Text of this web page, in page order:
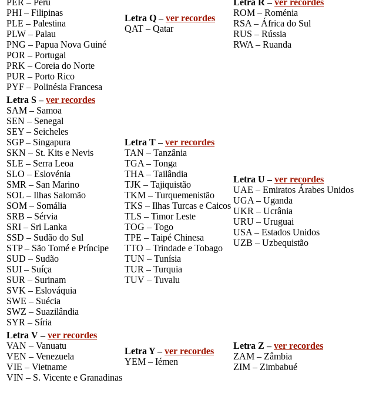
PHI – Filipinas
PLE – Palestina
PLW – Palau
PNG – Papua Nova Guiné
POR – Portugal
PRK – Coreia do Norte
PUR – Porto Rico
PYF – Polinésia Francesa
Letra Q –ver recordes
QAT – Qatar
ROM – Roménia
RSA – África do Sul
RUS – Rússia
RWA – Ruanda
Letra S –ver recordes
SAM – Samoa
SEN – Senegal
SEY – Seicheles
SGP – Singapura
SKN – St. Kits e Nevis
SLE – Serra Leoa
SLO – Eslovénia
SMR – San Marino
SOL – Ilhas Salomão
SOM – Somália
SRB – Sérvia
SRI – Sri Lanka
SSD – Sudão do Sul
STP – São Tomé e Príncipe
SUD – Sudão
SUI – Suíça
SUR – Surinam
SVK – Eslováquia
SWE – Suécia
SWZ – Suazilândia
SYR – Síria
Letra T –ver recordes
TAN – Tanzânia
TGA – Tonga
THA – Tailândia
TJK – Tajiquistão
TKM – Turquemenistão
TKS – Ilhas Turcas e Caicos
TLS – Timor Leste
TOG – Togo
TPE – Taipé Chinesa
TTO – Trindade e Tobago
TUN – Tunísia
TUR – Turquia
TUV – Tuvalu
Letra U –ver recordes
UAE – Emiratos Árabes Unidos
UGA – Uganda
UKR – Ucrânia
URU – Uruguai
USA – Estados Unidos
UZB – Uzbequistão
Letra V –ver recordes
VAN – Vanuatu
VEN – Venezuela
VIE – Vietname
VIN – S. Vicente e Granadinas
Letra Y –ver recordes
YEM – Iémen
Letra Z –ver recordes
ZAM – Zâmbia
ZIM – Zimbabué